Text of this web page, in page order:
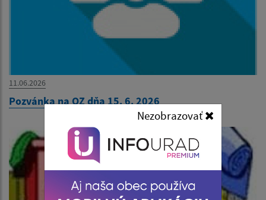
Nezobrazovať
11.06.2026
Pozvánka na OZ dňa 15. 6. 2026